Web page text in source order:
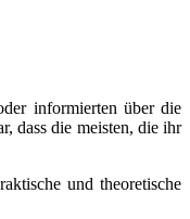
informierten über die
dass die meisten, die ihr
und theoretische